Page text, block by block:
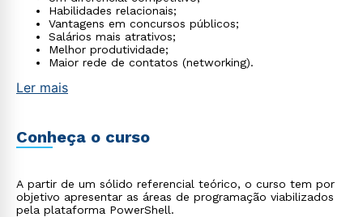
Habilidades relacionais;
Vantagens em concursos públicos;
Salários mais atrativos;
Melhor produtividade;
Maior rede de contatos (networking).
Ler mais
Conheça o curso
A partir de um sólido referencial teórico, o curso tem por
objetivo apresentar as áreas de programação viabilizados
pela plataforma PowerShell.